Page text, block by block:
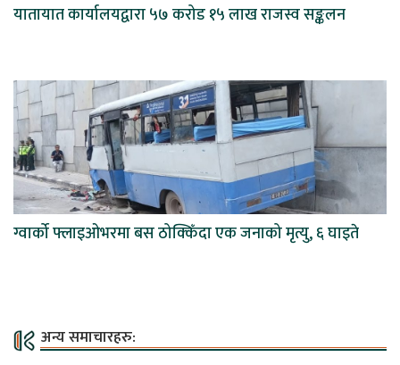
यातायात कार्यालयद्वारा ५७ करोड १५ लाख राजस्व सङ्कलन
ग्वार्को फ्लाइओभरमा बस ठोक्किँदा एक जनाको मृत्यु, ६ घाइते
अन्य समाचारहरु: